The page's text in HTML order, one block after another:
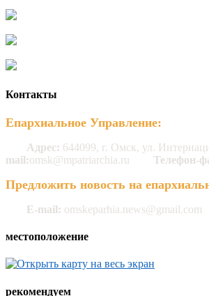
Контакты
Епархиальное Управление:
Адрес: 644099, г. Омск, ул.
mail:omsk@mpatriarchia.ru Телефон-
Предложить новость на
E-mail: omskeparhia.news@gmail.com
местоположение
рекомендуем